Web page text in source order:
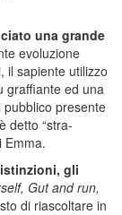
una grande
evoluzione
il sapiente utilizzo
graffiante ed una
pubblico presente
detto “stra-
Emma.
gli
Gut and run,
di riascoltare in